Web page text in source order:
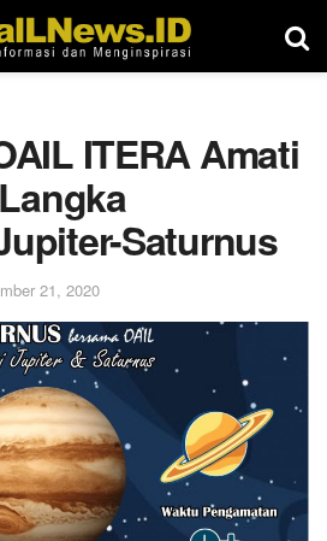
ITERA Amati
Saturnus
21, 2020